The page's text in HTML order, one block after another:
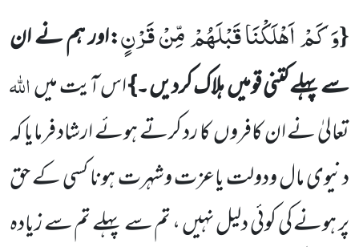
{وَ كَمْ اَهْلَكْنَا قَبْلَهُمْ مِّنْ قَرْنٍ:اور ہم نے ان
سے پہلے کتنی قومیںہلاک کردیں ۔}اس آیت میںاللہ
تعالیٰ نے ان کافروںکا رد کرتے ہوئے ارشاد فرمایا کہ
دنیوی مال ودولت یاعزت وشہرت ہونا کسی کے حق
پر ہونے کی کوئی دلیل نہیں ، تم سے پہلے تم سے زیادہ